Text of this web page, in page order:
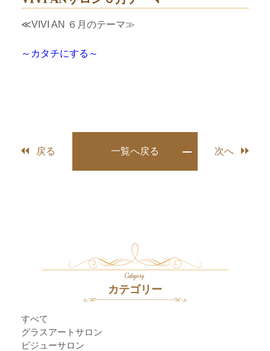
≪VIVI AN ６月のテーマ≫
～カタチにする～
戻る 一覧へ戻る 次へ
Category
カテゴリー
すべて
グラスアートサロン
ビジューサロン